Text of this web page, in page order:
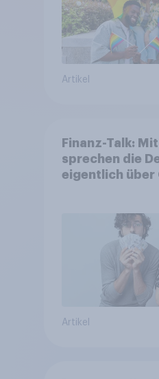
Artikel
Finanz-Talk:
sprechen die
eigentlich über
Artikel